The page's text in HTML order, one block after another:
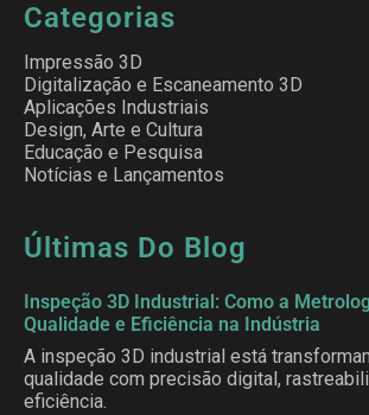
Categorias
Impressão 3D
Digitalização e Escaneamento 3D
Aplicações Industriais
Design, Arte e Cultura
Educação e Pesquisa
Notícias e Lançamentos
Últimas Do Blog
Inspeção 3D Industrial: Como a
Qualidade e Eficiência na Indústria
A inspeção 3D industrial está
qualidade com precisão digital,
eficiência.